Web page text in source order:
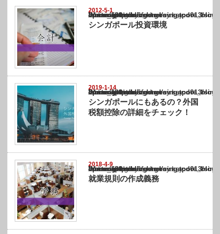
2012-5-1
Warning
: Undefined array key "show_category" in
/home/netst/kuno-cpa.co.jp/public_html/singapore_blog/wp-content/themes/
on line183
シンガポール投資環境
2019-1-14
Warning
: Undefined array key "show_category" in
/home/netst/kuno-cpa.co.jp/public_html/singapore_blog/wp-content/themes/
on line183
シンガポールにもあるの？外国
税額控除の詳細をチェック！
2018-4-9
Warning
: Undefined array key "show_category" in
/home/netst/kuno-cpa.co.jp/public_html/singapore_blog/wp-content/themes/
on line183
就業規則の作成義務